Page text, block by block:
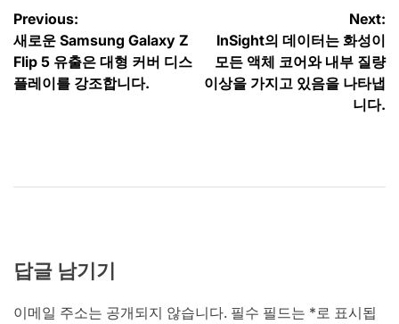
글
탐
색
Previous:
새로운 Samsung Galaxy Z
Flip 5 유출은 대형 커버 디스
플레이를 강조합니다.
Next:
InSight의 데이터는 화성이
모든 액체 코어와 내부 질량
이상을 가지고 있음을 나타냅
니다.
답글 남기기
이메일 주소는 공개되지 않습니다. 필수 필드는 *로 표시됩